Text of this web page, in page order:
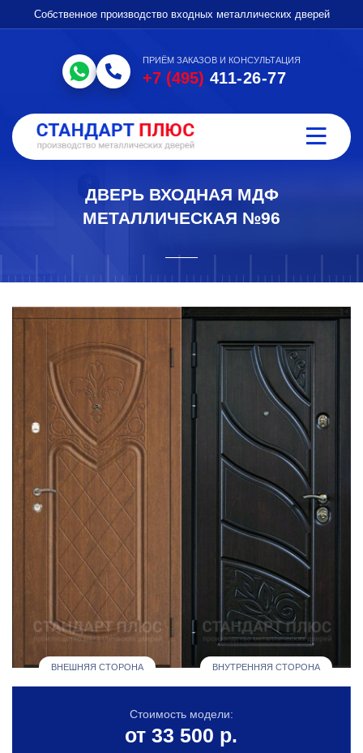
Собственное производство входных металлических дверей
ПРИЁМ ЗАКАЗОВ И КОНСУЛЬТАЦИЯ
+7 (495) 411-26-77
ДВЕРЬ ВХОДНАЯ МДФ
МЕТАЛЛИЧЕСКАЯ №96
ВНЕШНЯЯ СТОРОНА ВНУТРЕННЯЯ СТОРОНА
Стоимость модели:
от 33 500 р.